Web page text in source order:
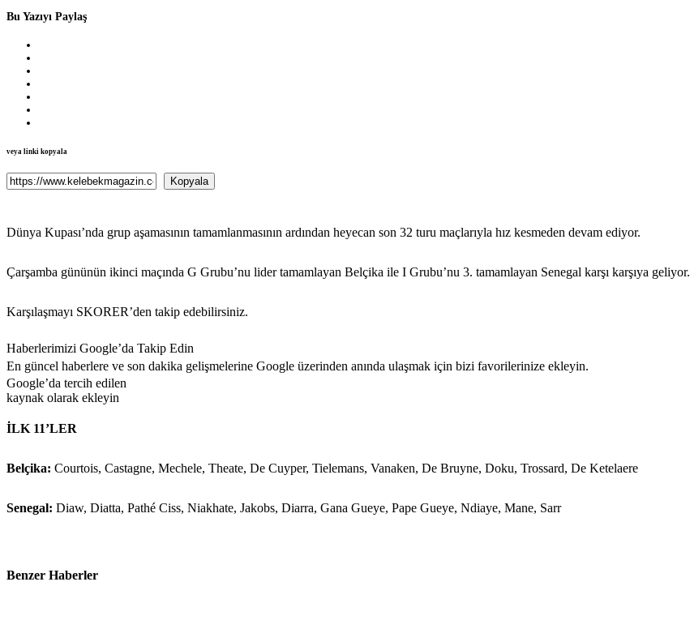
Bu Yazıyı Paylaş
veya linki kopyala
Kopyala
Dünya Kupası’nda grup aşamasının tamamlanmasının ardından heyecan son 32 turu maçlarıyla hız kesmeden devam ediyor.
Çarşamba gününün ikinci maçında G Grubu’nu lider tamamlayan Belçika ile I Grubu’nu 3. tamamlayan Senegal karşı karşıya geliyor.
Karşılaşmayı SKORER’den takip edebilirsiniz.
Haberlerimizi Google’da Takip Edin
En güncel haberlere ve son dakika gelişmelerine Google üzerinden anında ulaşmak için bizi favorilerinize ekleyin.
Google’da tercih edilen
kaynak olarak ekleyin
İLK 11’LER
Belçika: Courtois, Castagne, Mechele, Theate, De Cuyper, Tielemans, Vanaken, De Bruyne, Doku, Trossard, De Ketelaere
Senegal: Diaw, Diatta, Pathé Ciss, Niakhate, Jakobs, Diarra, Gana Gueye, Pape Gueye, Ndiaye, Mane, Sarr
Benzer Haberler